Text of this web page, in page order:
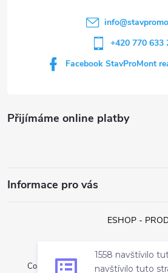
s
Přijímáme online platby
Informace pro vás
info@
+420 770 633
Facebook StavProMont
ESHOP -
Copyright 2026 StavProMont s.r.o..
1558 navštívilo
navštívilo tuto